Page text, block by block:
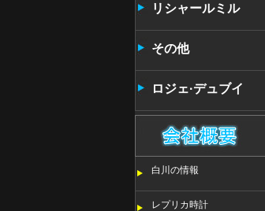
リシャールミル
その他
ロジェ·デュブイ
白川の情報
レプリカ時計